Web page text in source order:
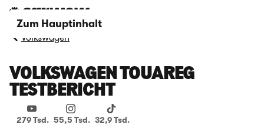
Zum Hauptinhalt
Volkswagen
VOLKSWAGEN TOUAREG
TESTBERICHT
279 Tsd. 55,5 Tsd. 32,9 Tsd.